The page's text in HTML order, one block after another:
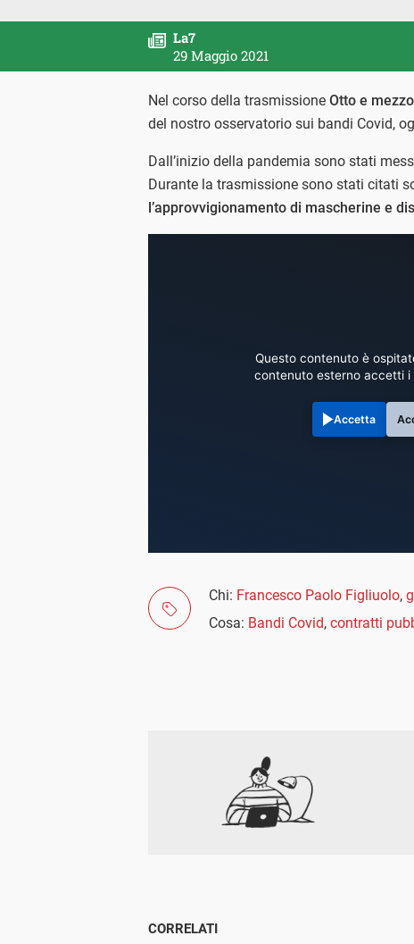
La7
29 Maggio 2021
Nel corso della trasmissione Otto e
del nostro osservatorio sui bandi Covid,
Dall’inizio della pandemia sono stati
Durante la trasmissione sono stati citati
l’approvvigionamento di mascherine e
Questo contenuto è
contenuto esterno accetti i
Accetta
Chi: Francesco Paolo Figliuolo,
Cosa: Bandi Covid, contratti
CORRELATI